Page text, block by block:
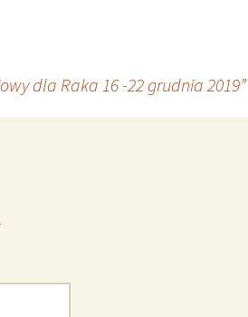
dla Raka 16 -22 grudnia 2019”